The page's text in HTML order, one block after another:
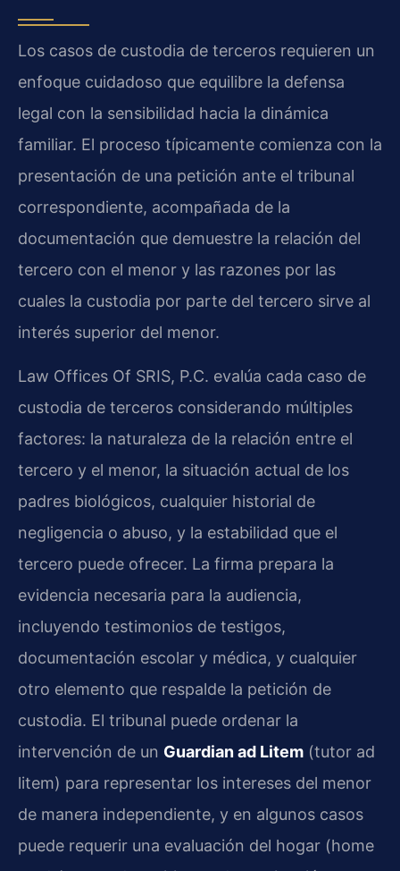
Los casos de custodia de terceros requieren un
enfoque cuidadoso que equilibre la defensa
legal con la sensibilidad hacia la dinámica
familiar. El proceso típicamente comienza con la
presentación de una petición ante el tribunal
correspondiente, acompañada de la
documentación que demuestre la relación del
tercero con el menor y las razones por las
cuales la custodia por parte del tercero sirve al
interés superior del menor.
Law Offices Of SRIS, P.C. evalúa cada caso de
custodia de terceros considerando múltiples
factores: la naturaleza de la relación entre el
tercero y el menor, la situación actual de los
padres biológicos, cualquier historial de
negligencia o abuso, y la estabilidad que el
tercero puede ofrecer. La firma prepara la
evidencia necesaria para la audiencia,
incluyendo testimonios de testigos,
documentación escolar y médica, y cualquier
otro elemento que respalde la petición de
custodia. El tribunal puede ordenar la
intervención de un Guardian ad Litem (tutor ad
litem) para representar los intereses del menor
de manera independiente, y en algunos casos
puede requerir una evaluación del hogar (home